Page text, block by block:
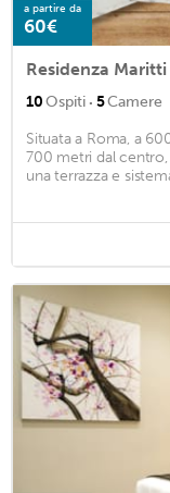
a partire da
60€
Residenza
10Ospiti · 5Camere
Situata a Roma, a
700 metri dal centro,
una terrazza e